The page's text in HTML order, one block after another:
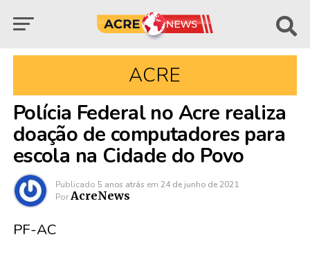
ACRE
Polícia Federal no Acre realiza
doação de computadores para
escola na Cidade do Povo
Publicado 5 anos atrás em 24 de junho de 2021
Por AcreNews
PF-AC